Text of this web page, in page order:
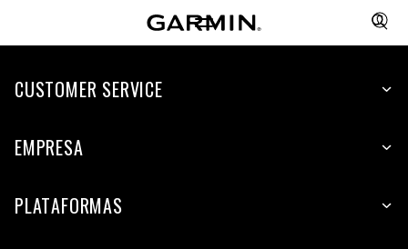
CUSTOMER SERVICE
EMPRESA
PLATAFORMAS